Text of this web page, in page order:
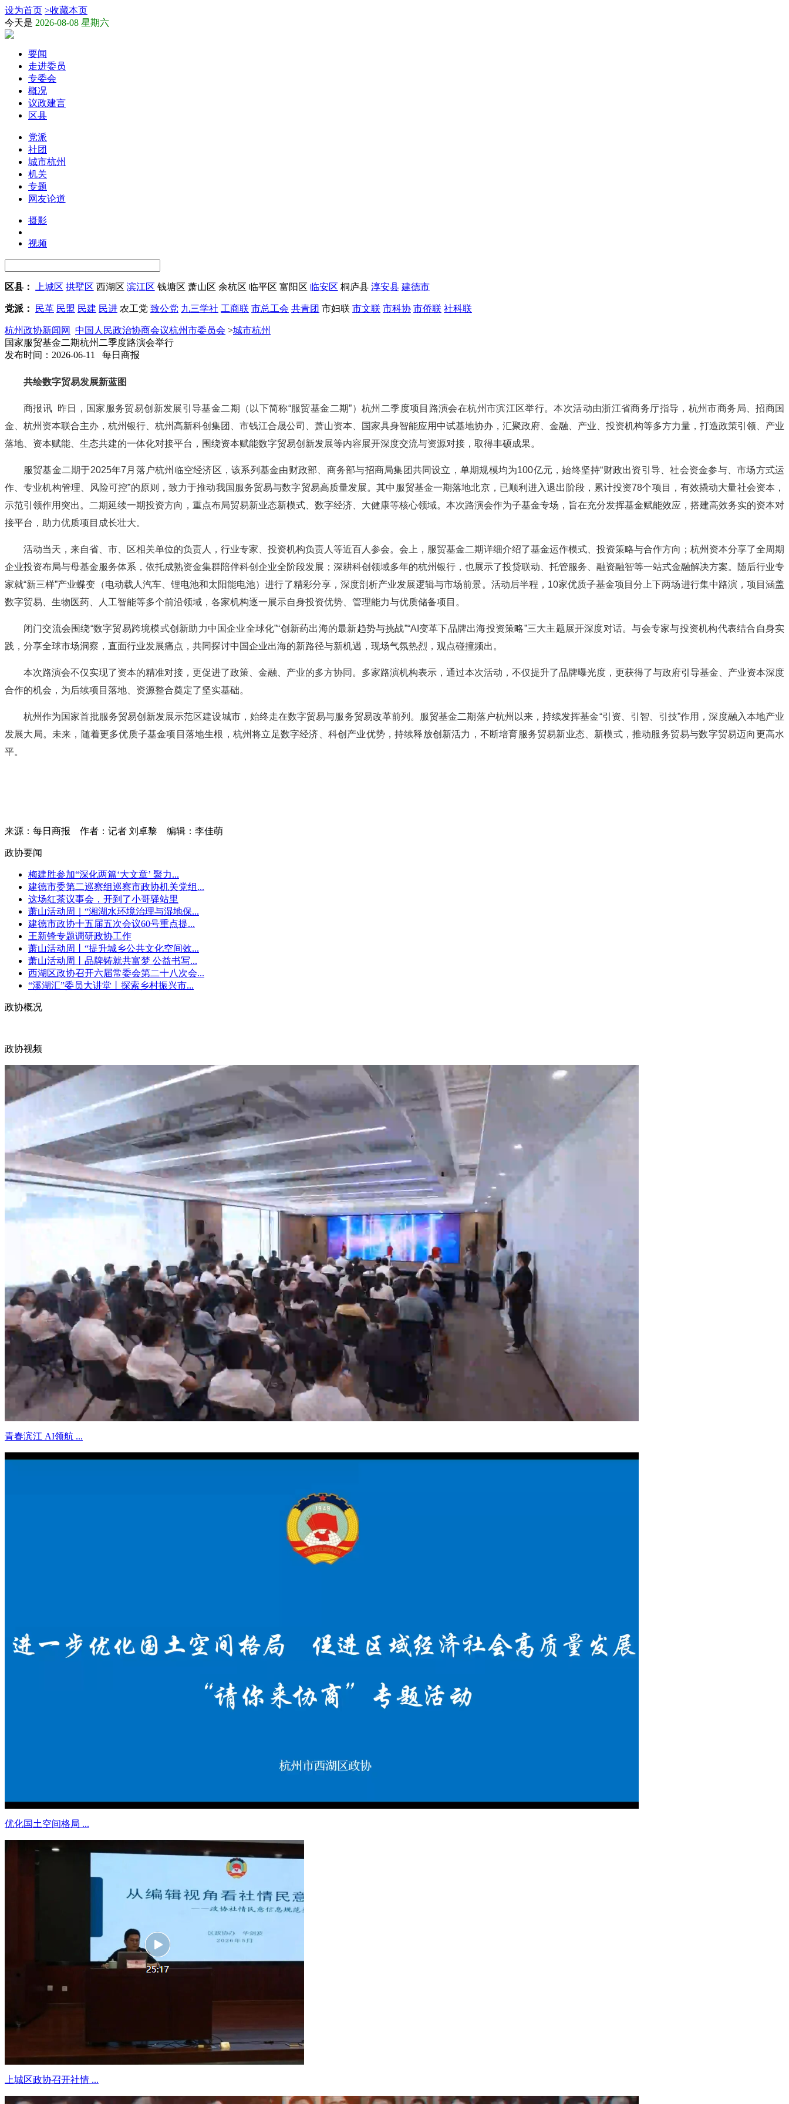
设为首页 >收藏本页
今天是 2026-08-08 星期六
要闻
走进委员
专委会
概况
议政建言
区县
党派
社团
城市杭州
机关
专题
网友论道
摄影
视频
区县： 上城区 拱墅区 西湖区 滨江区 钱塘区 萧山区 余杭区 临平区 富阳区 临安区 桐庐县 淳安县 建德市
党派： 民革 民盟 民建 民进 农工党 致公党 九三学社 工商联 市总工会 共青团 市妇联 市文联 市科协 市侨联 社科联
杭州政协新闻网 中国人民政治协商会议杭州市委员会 >城市杭州
国家服贸基金二期杭州二季度路演会举行
发布时间：2026-06-11 每日商报
共绘数字贸易发展新蓝图
商报讯 昨日，国家服务贸易创新发展引导基金二期（以下简称“服贸基金二期”）杭州二季度项目路演会在杭州市滨江区举行。本次活动由浙江省商务厅指导，杭州市商务局、招商国
金、杭州资本联合主办，杭州银行、杭州高新科创集团、市钱江合晟公司、萧山资本、国家具身智能应用中试基地协办，汇聚政府、金融、产业、投资机构等多方力量，打造政策引领、产业
落地、资本赋能、生态共建的一体化对接平台，围绕资本赋能数字贸易创新发展等内容展开深度交流与资源对接，取得丰硕成果。
服贸基金二期于2025年7月落户杭州临空经济区，该系列基金由财政部、商务部与招商局集团共同设立，单期规模均为100亿元，始终坚持“财政出资引导、社会资金参与、市场方式运
作、专业机构管理、风险可控”的原则，致力于推动我国服务贸易与数字贸易高质量发展。其中服贸基金一期落地北京，已顺利进入退出阶段，累计投资78个项目，有效撬动大量社会资本，
示范引领作用突出。二期延续一期投资方向，重点布局贸易新业态新模式、数字经济、大健康等核心领域。本次路演会作为子基金专场，旨在充分发挥基金赋能效应，搭建高效务实的资本对
接平台，助力优质项目成长壮大。
活动当天，来自省、市、区相关单位的负责人，行业专家、投资机构负责人等近百人参会。会上，服贸基金二期详细介绍了基金运作模式、投资策略与合作方向；杭州资本分享了全周期
企业投资布局与母基金服务体系，依托成熟资金集群陪伴科创企业全阶段发展；深耕科创领域多年的杭州银行，也展示了投贷联动、托管服务、融资融智等一站式金融解决方案。随后行业专
家就“新三样”产业蝶变（电动载人汽车、锂电池和太阳能电池‌）进行了精彩分享，深度剖析产业发展逻辑与市场前景。活动后半程，10家优质子基金项目分上下两场进行集中路演，项目涵盖
数字贸易、生物医药、人工智能等多个前沿领域，各家机构逐一展示自身投资优势、管理能力与优质储备项目。
闭门交流会围绕“数字贸易跨境模式创新助力中国企业全球化”“创新药出海的最新趋势与挑战”“AI变革下品牌出海投资策略”三大主题展开深度对话。与会专家与投资机构代表结合自身实
践，分享全球市场洞察，直面行业发展痛点，共同探讨中国企业出海的新路径与新机遇，现场气氛热烈，观点碰撞频出。
本次路演会不仅实现了资本的精准对接，更促进了政策、金融、产业的多方协同。多家路演机构表示，通过本次活动，不仅提升了品牌曝光度，更获得了与政府引导基金、产业资本深度
合作的机会，为后续项目落地、资源整合奠定了坚实基础。
杭州作为国家首批服务贸易创新发展示范区建设城市，始终走在数字贸易与服务贸易改革前列。服贸基金二期落户杭州以来，持续发挥基金“引资、引智、引技”作用，深度融入本地产业
发展大局。未来，随着更多优质子基金项目落地生根，杭州将立足数字经济、科创产业优势，持续释放创新活力，不断培育服务贸易新业态、新模式，推动服务贸易与数字贸易迈向更高水
平。
来源：每日商报 作者：记者 刘卓黎 编辑：李佳萌
政协要闻
梅建胜参加“深化两篇‘大文章’ 聚力...
建德市委第二巡察组巡察市政协机关党组...
这场红茶议事会，开到了小哥驿站里
萧山活动周｜“湘湖水环境治理与湿地保...
建德市政协十五届五次会议60号重点提...
王新锋专题调研政协工作
萧山活动周丨“提升城乡公共文化空间效...
萧山活动周丨品牌铸就共富梦 公益书写...
西湖区政协召开六届常委会第二十八次会...
“溪湖汇”委员大讲堂丨探索乡村振兴市...
政协概况
政协视频
青春滨江 AI领航 ...
优化国土空间格局 ...
上城区政协召开社情 ...